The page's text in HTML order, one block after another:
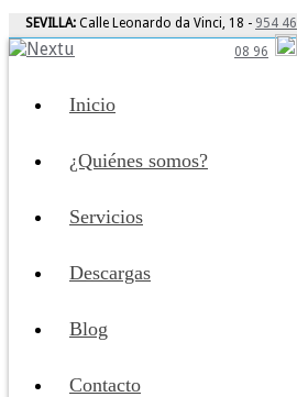
SEVILLA: Calle Leonardo da Vinci, 18 - 954 46
08 96
Inicio
¿Quiénes somos?
Servicios
Descargas
Blog
Contacto